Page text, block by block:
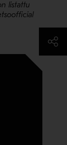
listattu